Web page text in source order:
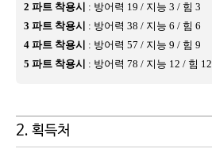
2 파트 착용시 : 방어력 19 / 지능 3 / 힘 3
3 파트 착용시 : 방어력 38 / 지능 6 / 힘 6
4 파트 착용시 : 방어력 57 / 지능 9 / 힘 9
5 파트 착용시 : 방어력 78 / 지능 12 / 힘 12
2. 획득처